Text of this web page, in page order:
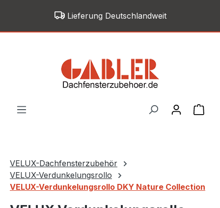
Zum Hauptinhalt springenLieferung Deutschlandweit
VELUX-Dachfensterzubehör
VELUX-Verdunkelungsrollo
VELUX-Verdunkelungsrollo DKY Nature Collection